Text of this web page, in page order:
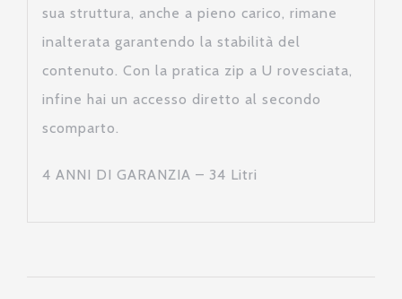
sua struttura, anche a pieno carico, rimane
inalterata garantendo la stabilità del
contenuto. Con la pratica zip a U rovesciata,
infine hai un accesso diretto al secondo
scomparto.
4 ANNI DI GARANZIA – 34 Litri